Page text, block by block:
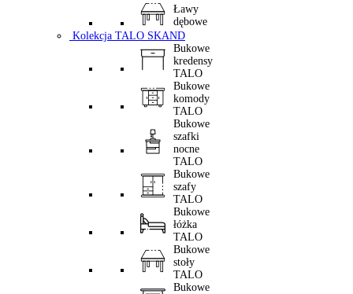
Ławy
dębowe
Kolekcja TALO SKAND
Bukowe
kredensy
TALO
Bukowe
komody
TALO
Bukowe
szafki
nocne
TALO
Bukowe
szafy
TALO
Bukowe
łóżka
TALO
Bukowe
stoły
TALO
Bukowe